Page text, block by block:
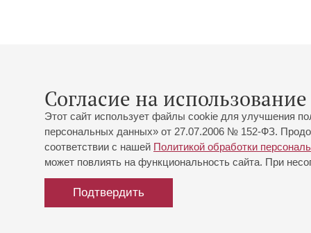
Согласие на
Этот сайт использует файлы cookie для улучшения
персональных данных» от 27.07.2006 № 152-ФЗ.
соответствии с нашей Политикой обработки
может повлиять на функциональность сайта. При
Подтвердить